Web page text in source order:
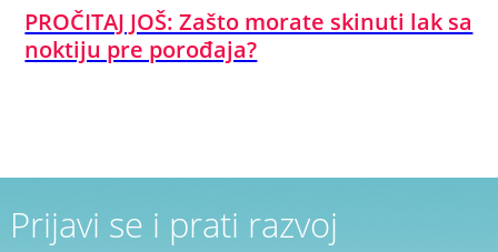
PROČITAJ JOŠ: Zašto morate skinuti lak sa
noktiju pre porođaja?
Prijavi se i prati razvoj